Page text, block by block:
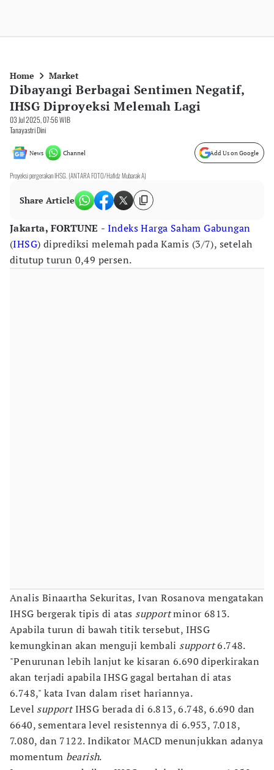
Home Market
Dibayangi Berbagai Sentimen Negatif,
IHSG Diproyeksi Melemah Lagi
03 Jul 2025, 07:56 WIB
Tanayastri Dini
News Channel Add Us on Google
Proyeksi pergerakan IHSG. (ANTARA FOTO/Hafidz Mubarak A)
Share Article
Jakarta, FORTUNE - Indeks Harga Saham Gabungan
(IHSG) diprediksi melemah pada Kamis (3/7), setelah
ditutup turun 0,49 persen.
Analis Binaartha Sekuritas, Ivan Rosanova mengatakan
IHSG bergerak tipis di atas supportminor 6813.
Apabila turun di bawah titik tersebut, IHSG
kemungkinan akan menguji kembali support6.748.
"Penurunan lebih lanjut ke kisaran 6.690 diperkirakan
akan terjadi apabila IHSG gagal bertahan di atas
6.748," kata Ivan dalam riset hariannya.
Level supportIHSG berada di 6.813, 6.748, 6.690 dan
6640, sementara level resistennya di 6.953, 7.018,
7.080, dan 7122. Indikator MACD menunjukkan adanya
momentum bearish.